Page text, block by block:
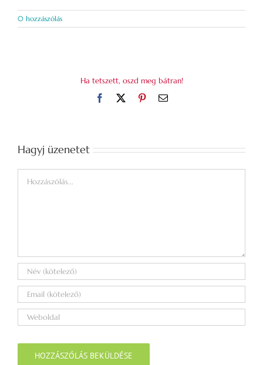
0 hozzászólás
Ha tetszett, oszd meg bátran!
Facebook PinterestEmail:
Hagyj üzenetet
Hozzászólás